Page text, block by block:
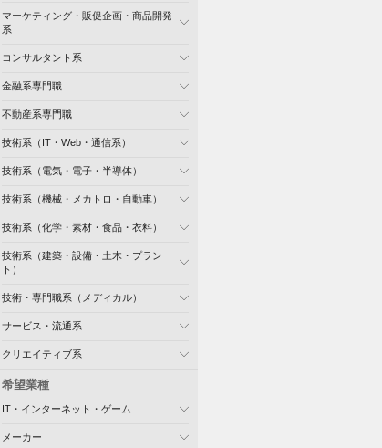
マーケティング・販促企画・商品開発
系
コンサルタント系
金融系専門職
不動産系専門職
技術系（IT・Web・通信系）
技術系（電気・電子・半導体）
技術系（機械・メカトロ・自動車）
技術系（化学・素材・食品・衣料）
技術系（建築・設備・土木・プラン
ト）
技術・専門職系（メディカル）
サービス・流通系
クリエイティブ系
希望業種
IT・インターネット・ゲーム
メーカー